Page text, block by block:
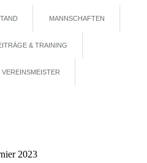
MANNSCHAFTEN
& TRAINING
VEREINSMEISTER
2023